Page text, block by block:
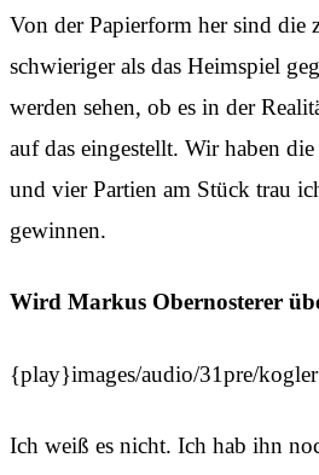
Von der Papierform her sind die
schwieriger als das Heimspiel
werden sehen, ob es in der
auf das eingestellt. Wir haben
und vier Partien am Stück trau
gewinnen.
Wird Markus Obernosterer
{play}images/audio/31pre/
Ich weiß es nicht. Ich hab ihn